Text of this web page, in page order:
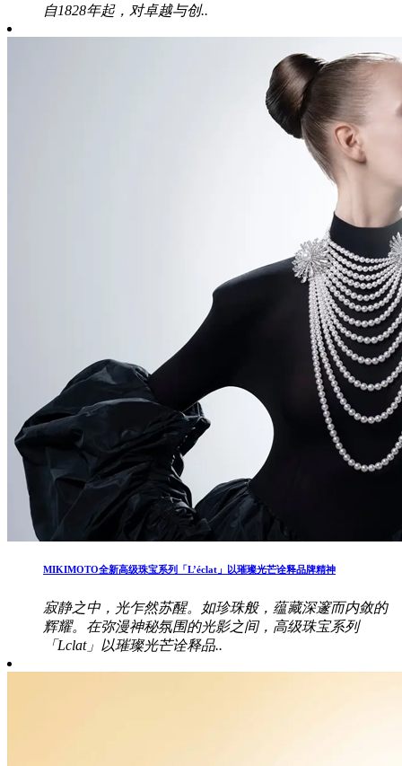
自1828年起，对卓越与创..
MIKIMOTO全新高级珠宝系列「L’éclat」以璀璨光芒诠释品牌精神
寂静之中，光乍然苏醒。如珍珠般，蕴藏深邃而内敛的
辉耀。在弥漫神秘氛围的光影之间，高级珠宝系列
「Lclat」以璀璨光芒诠释品..